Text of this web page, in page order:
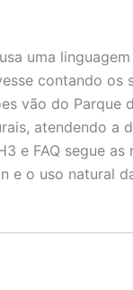
uma
contando os
vão do Parque
atendendo a
e FAQ segue as
e o uso natural